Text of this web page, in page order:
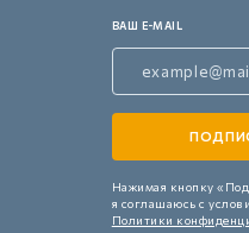
ВАШ E-MAIL
Нажимая кнопку
я соглашаюсь с
Политики